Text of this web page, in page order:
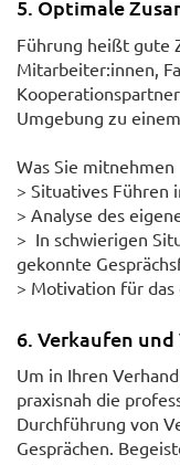
5. Optimale
Führung heißt gute
Mitarbeiter:innen,
Umgebung zu
Was Sie mitnehmen
> Situatives Führen
> Analyse des
> In schwierigen
gekonnte
> Motivation für das
6. Verkaufen
Um in Ihren
praxisnah die
Durchführung von
Gesprächen.